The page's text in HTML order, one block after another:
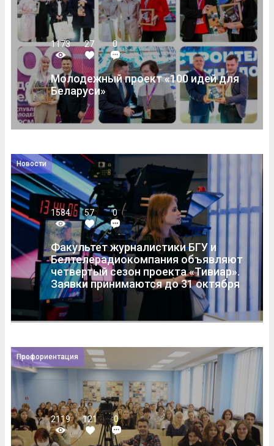
1173 27 0
Молодежный проект «100 идей для
Беларуси»
Новости
1584 57 0
Факультет журналистики БГУ и
Белтелерадиокомпания объявляют
четвертый сезон проекта «Тивиар».
Заявки принимаются до 31 октября
Профориентация
2119 121 0